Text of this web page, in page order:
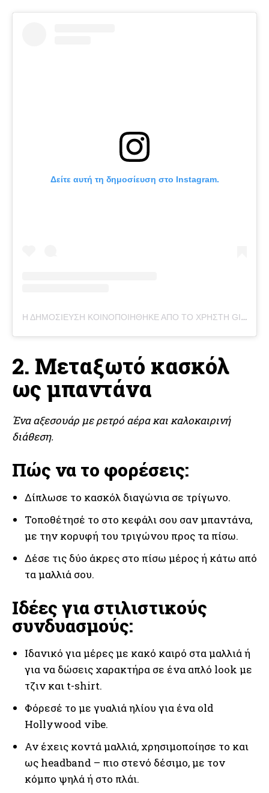
Δείτε αυτή τη δημοσίευση στο Instagram.
Η ΔΗΜΟΣΊΕΥΣΗ ΚΟΙΝΟΠΟΙΉΘΗΚΕ ΑΠΌ ΤΟ ΧΡΉΣΤΗ GITTA BANKO (@GITTABANKO)
2. Μεταξωτό κασκόλ
ως μπαντάνα
Ένα αξεσουάρ με ρετρό αέρα και καλοκαιρινή
διάθεση.
Πώς να το φορέσεις:
Δίπλωσε το κασκόλ διαγώνια σε τρίγωνο.
Τοποθέτησέ το στο κεφάλι σου σαν μπαντάνα,
με την κορυφή του τριγώνου προς τα πίσω.
Δέσε τις δύο άκρες στο πίσω μέρος ή κάτω από
τα μαλλιά σου.
Ιδέες για στιλιστικούς
συνδυασμούς:
Ιδανικό για μέρες με κακό καιρό στα μαλλιά ή
για να δώσεις χαρακτήρα σε ένα απλό look με
τζιν και t-shirt.
Φόρεσέ το με γυαλιά ηλίου για ένα old
Hollywood vibe.
Αν έχεις κοντά μαλλιά, χρησιμοποίησε το και
ως headband – πιο στενό δέσιμο, με τον
κόμπο ψηλά ή στο πλάι.